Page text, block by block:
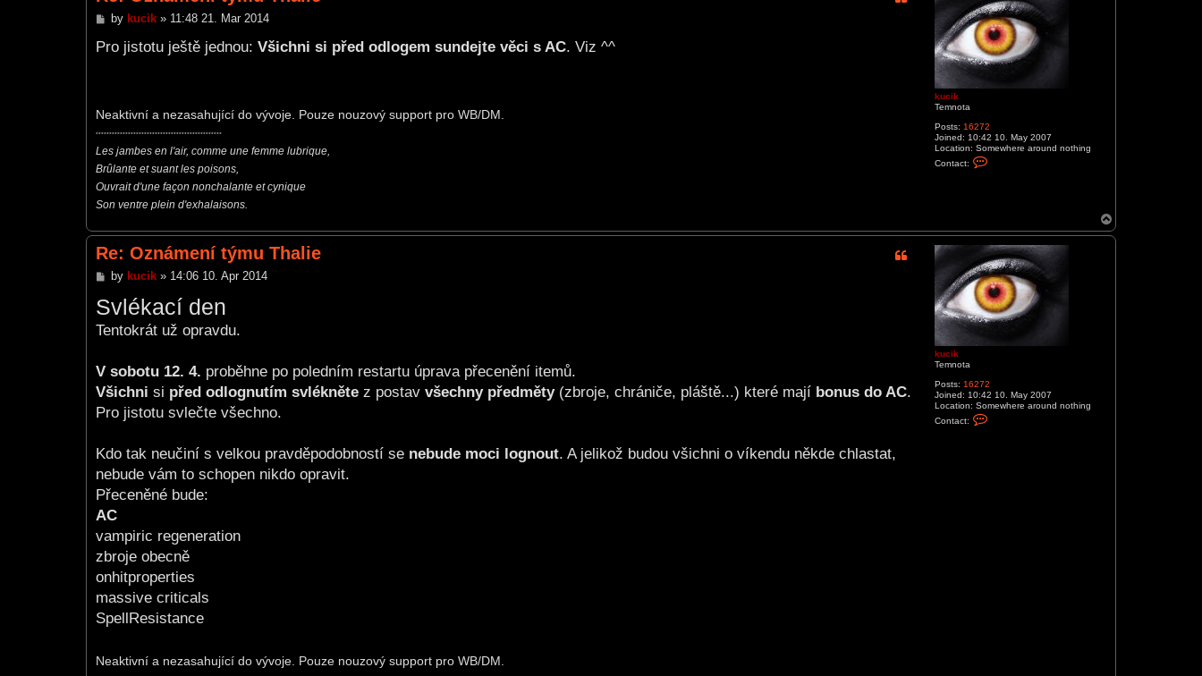
kucik
Temnota
Posts: 16272
Joined: 10:42 10. May 2007
Location: Somewhere around nothing
Contact:
k
u
c
i
k
P
s
by kucik» 11:48 21. Mar 2014
Pro jistotu ještě jednou: Všichni si před odlogem sundejte věci s AC. Viz ^^
Neaktivní a nezasahující do vývoje. Pouze nouzový support pro WB/DM.
***********************************************
Les jambes en l'air, comme une femme lubrique,
Brûlante et suant les poisons,
Ouvrait d'une façon nonchalante et cynique
Son ventre plein d'exhalaisons.
o
p
kucik
Temnota
Posts: 16272
Joined: 10:42 10. May 2007
Location: Somewhere around nothing
Contact:
Re: Oznámení týmu Thalie
P
s
t
by kucik» 14:06 10. Apr 2014
Svlékací den
Tentokrát už opravdu.
V sobotu 12. 4. proběhne po poledním restartu úprava přecenění itemů.
Všichni si před odlognutím svlékněte z postav všechny předměty(zbroje, chrániče, pláště...) které mají bonus do AC.
Pro jistotu svlečte všechno.
Kdo tak neučiní s velkou pravděpodobností se nebude moci lognout. A jelikož budou všichni o víkendu někde chlastat,
nebude vám to schopen nikdo opravit.
Přeceněné bude:
AC
vampiric regeneration
zbroje obecně
onhitproperties
massive criticals
SpellResistance
Neaktivní a nezasahující do vývoje. Pouze nouzový support pro WB/DM.